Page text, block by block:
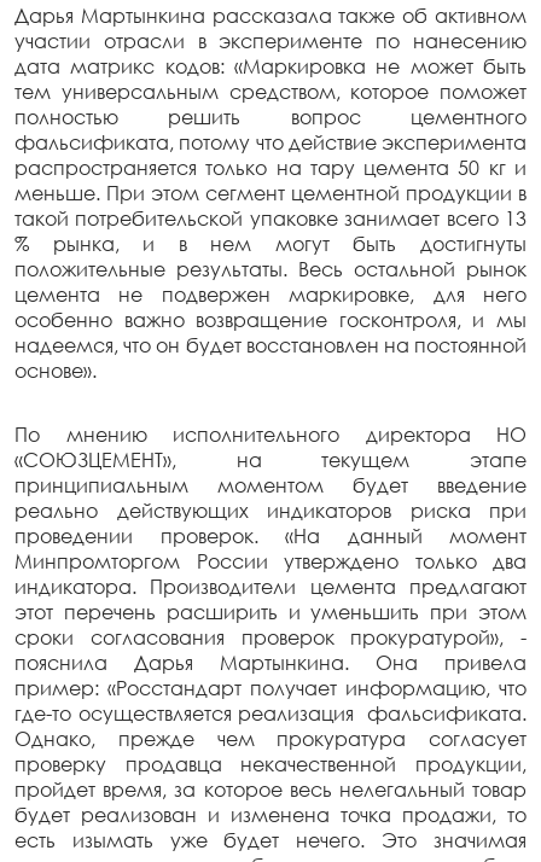
Дарья Мартынкина рассказала также об активном
участии отрасли в эксперименте по нанесению
дата матрикс кодов: «Маркировка не может быть
тем универсальным средством, которое поможет
полностью решить вопрос цементного
фальсификата, потому что действие эксперимента
распространяется только на тару цемента 50 кг и
меньше. При этом сегмент цементной продукции в
такой потребительской упаковке занимает всего 13
% рынка, и в нем могут быть достигнуты
положительные результаты. Весь остальной рынок
цемента не подвержен маркировке, для него
особенно важно возвращение госконтроля, и мы
надеемся, что он будет восстановлен на постоянной
основе».
По мнению исполнительного директора НО
«СОЮЗЦЕМЕНТ», на текущем этапе
принципиальным моментом будет введение
реально действующих индикаторов риска при
проведении проверок. «На данный момент
Минпромторгом России утверждено только два
индикатора. Производители цемента предлагают
этот перечень расширить и уменьшить при этом
сроки согласования проверок прокуратурой», -
пояснила Дарья Мартынкина. Она привела
пример: «Росстандарт получает информацию, что
где-то осуществляется реализация фальсификата.
Однако, прежде чем прокуратура согласует
проверку продавца некачественной продукции,
пройдет время, за которое весь нелегальный товар
будет реализован и изменена точка продажи, то
есть изымать уже будет нечего. Это значимая